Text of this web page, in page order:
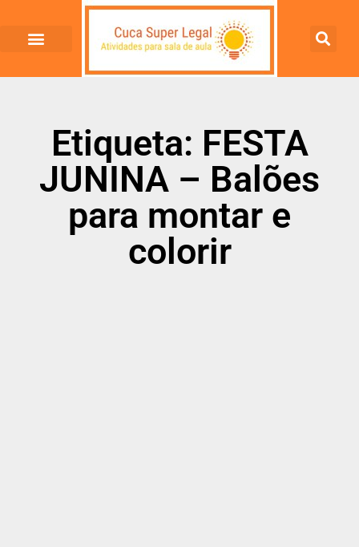
Etiqueta: FESTA
JUNINA – Balões
para montar e
colorir